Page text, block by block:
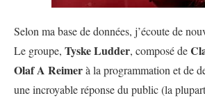
Selon ma base de données, j’écoute de
Le groupe, Tyske Ludder, composé de
Olaf A Reimerà la programmation et de
une incroyable réponse du public (la